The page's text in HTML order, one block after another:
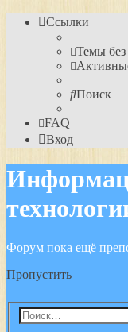
Ссылки
Темы без
Поиск
FAQ
Вход
Форум пока ещё
Пропустить